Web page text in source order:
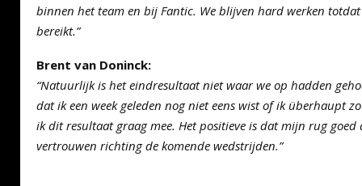
binnen het team en bij Fantic. We blijven hard werken
bereikt.”
Brent van Doninck:
“Natuurlijk is het eindresultaat niet waar we op hadden
dat ik een week geleden nog niet eens wist of ik überhaupt
ik dit resultaat graag mee. Het positieve is dat mijn rug goed
vertrouwen richting de komende wedstrijden.”